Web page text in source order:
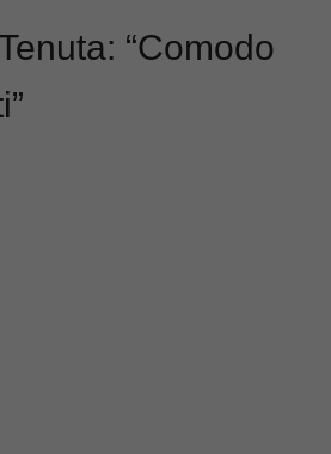
“Comodo